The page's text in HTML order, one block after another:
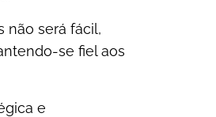
não será fácil,
se fiel aos
e